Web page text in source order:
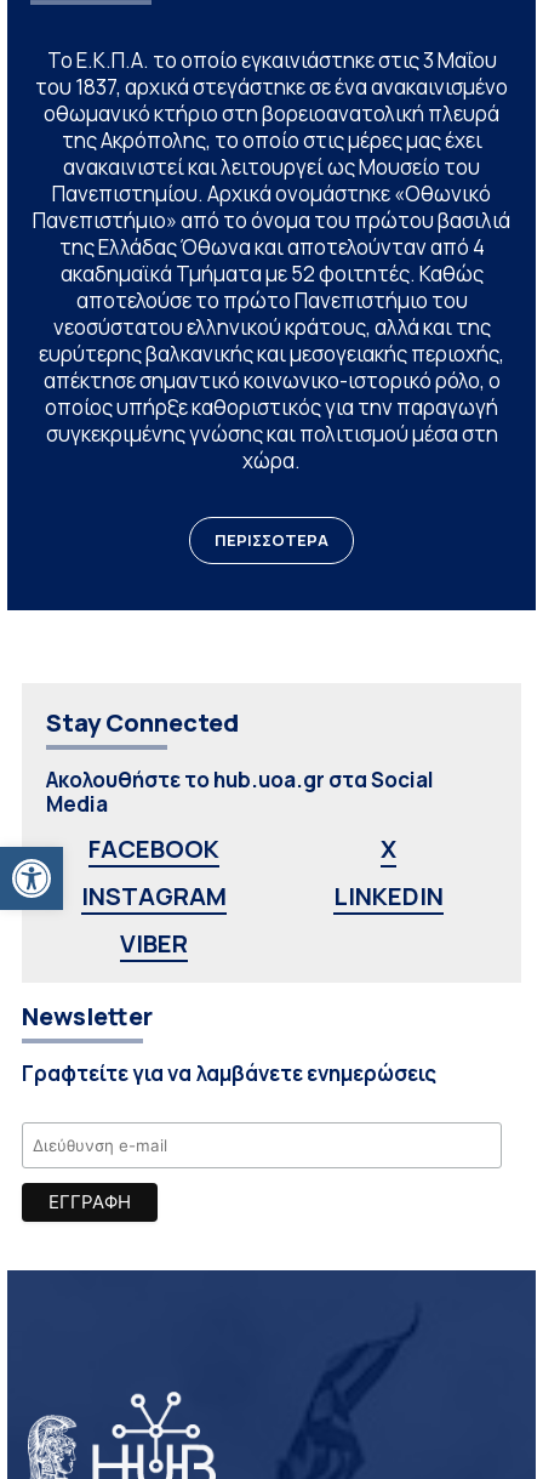
Ανοίξτε τη γραμμή εργαλείων
Το Ε.Κ.Π.Α. το οποίο εγκαινιάστηκε στις 3 Μαΐου
του 1837, αρχικά στεγάστηκε σε ένα ανακαινισμένο
οθωμανικό κτήριο στη βορειοανατολική πλευρά
της Ακρόπολης, το οποίο στις μέρες μας έχει
ανακαινιστεί και λειτουργεί ως Μουσείο του
Πανεπιστημίου. Αρχικά ονομάστηκε «Οθωνικό
Πανεπιστήμιο» από το όνομα του πρώτου βασιλιά
της Ελλάδας Όθωνα και αποτελούνταν από 4
ακαδημαϊκά Τμήματα με 52 φοιτητές. Καθώς
αποτελούσε το πρώτο Πανεπιστήμιο του
νεοσύστατου ελληνικού κράτους, αλλά και της
ευρύτερης βαλκανικής και μεσογειακής περιοχής,
απέκτησε σημαντικό κοινωνικο-ιστορικό ρόλο, ο
οποίος υπήρξε καθοριστικός για την παραγωγή
συγκεκριμένης γνώσης και πολιτισμού μέσα στη
χώρα.
ΠΕΡΙΣΣΟΤΕΡΑ
Stay Connected
Ακολουθήστε το hub.uoa.gr στα Social
Media
FACEBOOK
X
INSTAGRAM
LINKEDIN
VIBER
Newsletter
Γραφτείτε για να λαμβάνετε ενημερώσεις